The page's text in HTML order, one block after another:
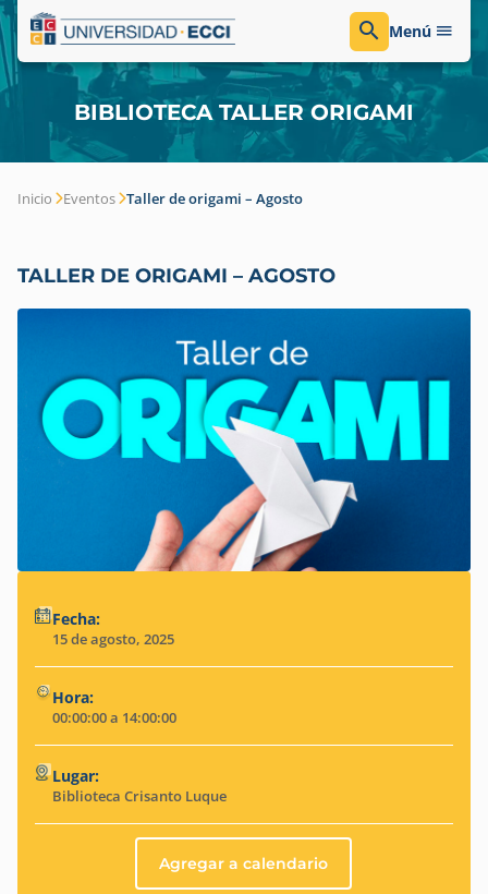
Menú
BIBLIOTECA TALLER ORIGAMI
Inicio Eventos Taller de origami – Agosto
TALLER DE ORIGAMI – AGOSTO
Fecha:
15 de agosto, 2025
Hora:
00:00:00 a 14:00:00
Lugar:
Biblioteca Crisanto Luque
Agregar a calendario